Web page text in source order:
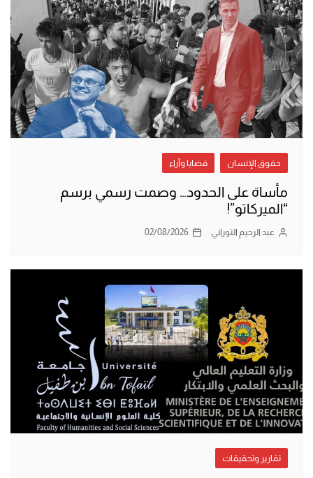
حقوق الإنسان قضايا وآراء
مأساة على الحدود… وصمت رسمي برسم
“الميركاتو”!
عبد الرحيم التوراني 02/08/2026
تقارير وتحقيقات